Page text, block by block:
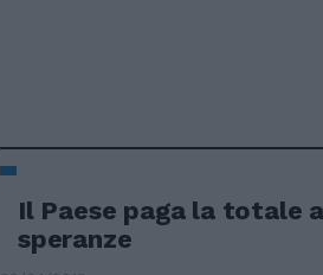
Il Paese paga la totale
speranze